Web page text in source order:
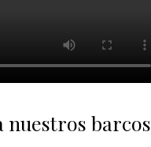
nuestros barcos